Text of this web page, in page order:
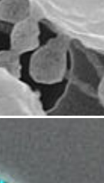
von
werden Installationen,
Audiobeiträge
her